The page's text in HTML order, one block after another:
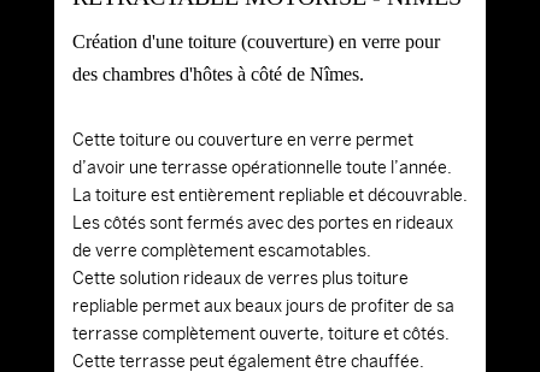
Création d'une toiture (couverture) en verre pour
des chambres d'hôtes à côté de Nîmes.
Cette toiture ou couverture en verre permet
d’avoir une terrasse opérationnelle toute l’année.
La toiture est entièrement repliable et découvrable.
Les côtés sont fermés avec des portes en rideaux
de verre complètement escamotables.
Cette solution rideaux de verres plus toiture
repliable permet aux beaux jours de profiter de sa
terrasse complètement ouverte, toiture et côtés.
Cette terrasse peut également être chauffée.